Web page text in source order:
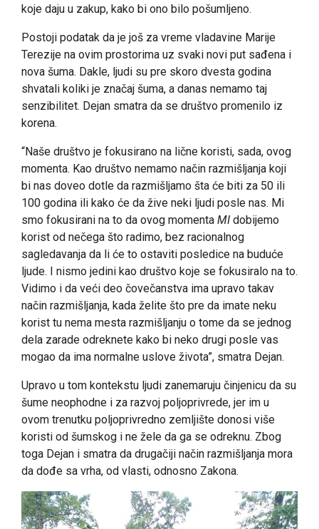
koje daju u zakup, kako bi ono bilo pošumljeno.
Postoji podatak da je još za vreme vladavine Marije
Terezije na ovim prostorima uz svaki novi put sađena i
nova šuma. Dakle, ljudi su pre skoro dvesta godina
shvatali koliki je značaj šuma, a danas nemamo taj
senzibilitet. Dejan smatra da se društvo promenilo iz
korena.
“Naše društvo je fokusirano na lične koristi, sada, ovog
momenta. Kao društvo nemamo način razmišljanja koji
bi nas doveo dotle da razmišljamo šta će biti za 50 ili
100 godina ili kako će da žive neki ljudi posle nas. Mi
smo fokusirani na to da ovog momenta MI dobijemo
korist od nečega što radimo, bez racionalnog
sagledavanja da li će to ostaviti posledice na buduće
ljude. I nismo jedini kao društvo koje se fokusiralo na to.
Vidimo i da veći deo čovečanstva ima upravo takav
način razmišljanja, kada želite što pre da imate neku
korist tu nema mesta razmišljanju o tome da se jednog
dela zarade odreknete kako bi neko drugi posle vas
mogao da ima normalne uslove života”, smatra Dejan.
Upravo u tom kontekstu ljudi zanemaruju činjenicu da su
šume neophodne i za razvoj poljoprivrede, jer im u
ovom trenutku poljoprivredno zemljište donosi više
koristi od šumskog i ne žele da ga se odreknu. Zbog
toga Dejan i smatra da drugačiji način razmišljanja mora
da dođe sa vrha, od vlasti, odnosno Zakona.